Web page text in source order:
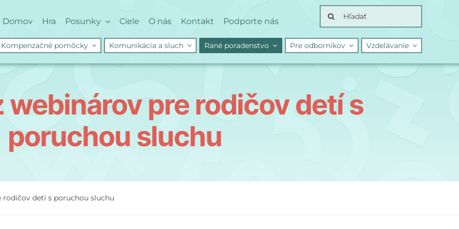
Domov Hra Posunky Ciele O nás Kontakt Podporte nás
Search
for:
Kompenzačné pomôcky Komunikácia a sluch Rané poradenstvo Pre odborníkov Vzdelávanie
webinárov pre rodičov detí s
poruchou sluchu
rodičov detí s poruchou sluchu